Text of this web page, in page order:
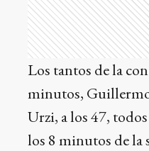
Los tantos de la
minutos,
Urzi, a los 47,
los 8 minutos de la